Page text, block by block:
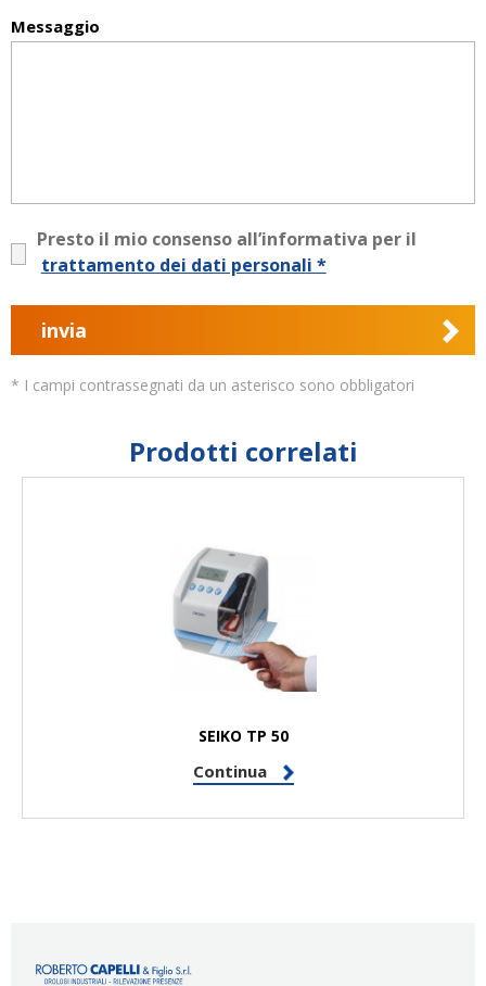
Messaggio
Presto il mio consenso all’informativa per il
trattamento dei dati personali *
invia
* I campi contrassegnati da un asterisco sono obbligatori
Prodotti correlati
SEIKO TP 50
Continua